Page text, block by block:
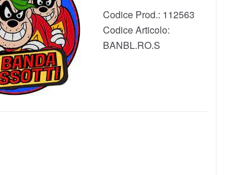
Codice Prod.: 112563
Codice Articolo:
BANBL.RO.S